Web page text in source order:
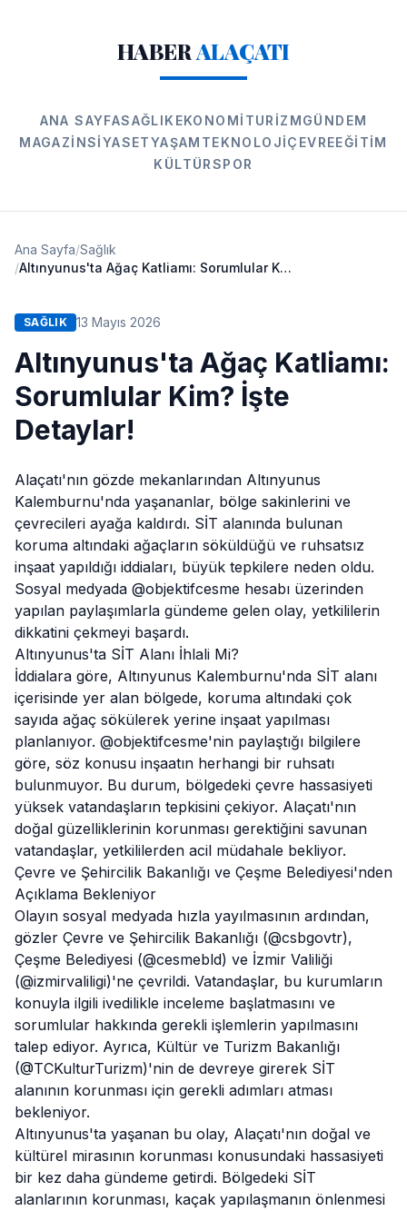
HABERALAÇATI
ANA SAYFASAĞLIK EKONOMI TURIZMGÜNDEM
MAGAZINSIYASETYAŞAM TEKNOLOJIÇEVREEĞITIM
KÜLTÜRSPOR
Ana Sayfa/Sağlık
/
Altınyunus'ta Ağaç Katliamı: Sorumlular Kim? İşte Detaylar!
SAĞLIK 13 Mayıs 2026
Altınyunus'ta Ağaç Katliamı:
Sorumlular Kim? İşte
Detaylar!
Alaçatı'nın gözde mekanlarından Altınyunus
Kalemburnu'nda yaşananlar, bölge sakinlerini ve
çevrecileri ayağa kaldırdı. SİT alanında bulunan
koruma altındaki ağaçların söküldüğü ve ruhsatsız
inşaat yapıldığı iddiaları, büyük tepkilere neden oldu.
Sosyal medyada @objektifcesme hesabı üzerinden
yapılan paylaşımlarla gündeme gelen olay, yetkililerin
dikkatini çekmeyi başardı.
Altınyunus'ta SİT Alanı İhlali Mi?
İddialara göre, Altınyunus Kalemburnu'nda SİT alanı
içerisinde yer alan bölgede, koruma altındaki çok
sayıda ağaç sökülerek yerine inşaat yapılması
planlanıyor. @objektifcesme'nin paylaştığı bilgilere
göre, söz konusu inşaatın herhangi bir ruhsatı
bulunmuyor. Bu durum, bölgedeki çevre hassasiyeti
yüksek vatandaşların tepkisini çekiyor. Alaçatı'nın
doğal güzelliklerinin korunması gerektiğini savunan
vatandaşlar, yetkililerden acil müdahale bekliyor.
Çevre ve Şehircilik Bakanlığı ve Çeşme Belediyesi'nden
Açıklama Bekleniyor
Olayın sosyal medyada hızla yayılmasının ardından,
gözler Çevre ve Şehircilik Bakanlığı (@csbgovtr),
Çeşme Belediyesi (@cesmebld) ve İzmir Valiliği
(@izmirvaliligi)'ne çevrildi. Vatandaşlar, bu kurumların
konuyla ilgili ivedilikle inceleme başlatmasını ve
sorumlular hakkında gerekli işlemlerin yapılmasını
talep ediyor. Ayrıca, Kültür ve Turizm Bakanlığı
(@TCKulturTurizm)'nin de devreye girerek SİT
alanının korunması için gerekli adımları atması
bekleniyor.
Altınyunus'ta yaşanan bu olay, Alaçatı'nın doğal ve
kültürel mirasının korunması konusundaki hassasiyeti
bir kez daha gündeme getirdi. Bölgedeki SİT
alanlarının korunması, kaçak yapılaşmanın önlenmesi